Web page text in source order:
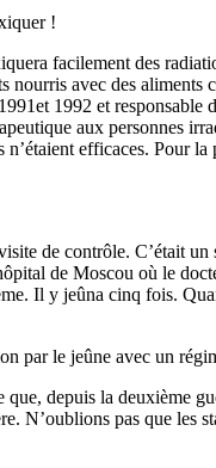
!
facilement des
nourris avec des aliments
1992 et responsable
aux personnes
efficaces. Pour
de contrôle. C’était
de Moscou où le
Il y jeûna cinq fois.
par le jeûne avec un
depuis la deuxième
N’oublions pas que les